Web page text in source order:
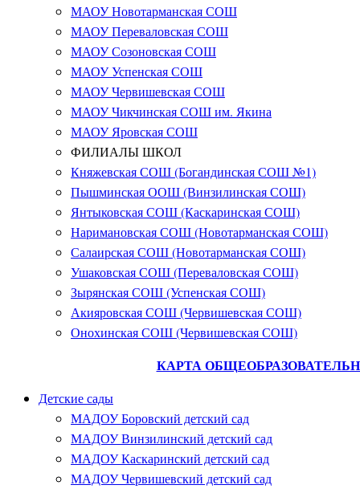
МАОУ Новотарманская СОШ
МАОУ Переваловская СОШ
МАОУ Созоновская СОШ
МАОУ Успенская СОШ
МАОУ Червишевская СОШ
МАОУ Чикчинская СОШ им. Якина
МАОУ Яровская СОШ
ФИЛИАЛЫ ШКОЛ
Княжевская СОШ (Богандинская СОШ №1)
Пышминская ООШ (Винзилинская СОШ)
Янтыковская СОШ (Каскаринская СОШ)
Наримановская СОШ (Новотарманская СОШ)
Салаирская СОШ (Новотарманская СОШ)
Ушаковская СОШ (Переваловская СОШ)
Зырянская СОШ (Успенская СОШ)
Акияровская СОШ (Червишевская СОШ)
Онохинская СОШ (Червишевская СОШ)
КАРТА
Детские сады
МАДОУ Боровский детский сад
МАДОУ Винзилинский детский сад
МАДОУ Каскаринский детский сад
МАДОУ Червишевский детский сад